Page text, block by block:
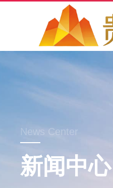
News Center
新闻中心